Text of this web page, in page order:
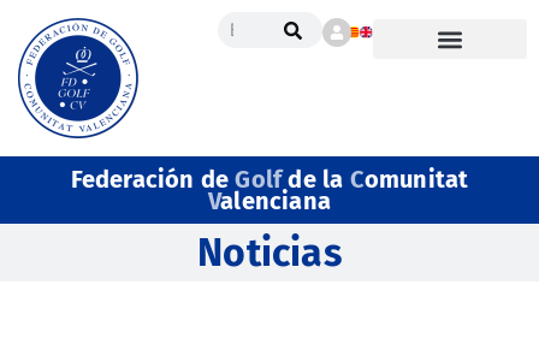
Federación deGolfde la Comunitat
Valenciana
Noticias